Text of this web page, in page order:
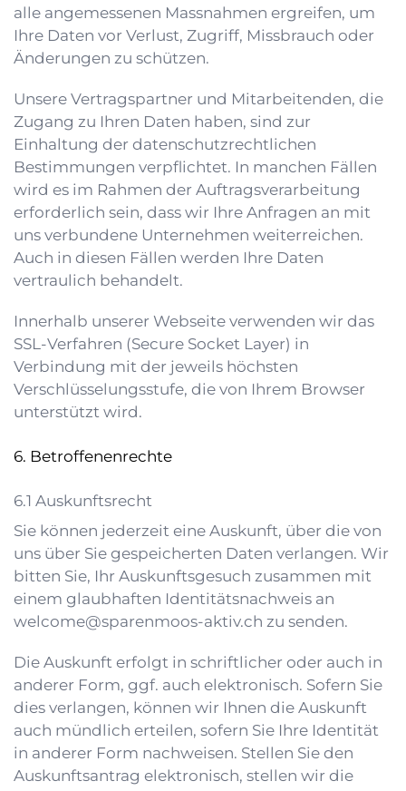
alle angemessenen Massnahmen ergreifen, um
Ihre Daten vor Verlust, Zugriff, Missbrauch oder
Änderungen zu schützen.
Unsere Vertragspartner und Mitarbeitenden, die
Zugang zu Ihren Daten haben, sind zur
Einhaltung der datenschutzrechtlichen
Bestimmungen verpflichtet. In manchen Fällen
wird es im Rahmen der Auftragsverarbeitung
erforderlich sein, dass wir Ihre Anfragen an mit
uns verbundene Unternehmen weiterreichen.
Auch in diesen Fällen werden Ihre Daten
vertraulich behandelt.
Innerhalb unserer Webseite verwenden wir das
SSL-Verfahren (Secure Socket Layer) in
Verbindung mit der jeweils höchsten
Verschlüsselungsstufe, die von Ihrem Browser
unterstützt wird.
Betroffenenrechte
Auskunftsrecht
Sie können jederzeit eine Auskunft, über die von
uns über Sie gespeicherten Daten verlangen. Wir
bitten Sie, Ihr Auskunftsgesuch zusammen mit
einem glaubhaften Identitätsnachweis an
welcome@sparenmoos-aktiv.ch zu senden.
Die Auskunft erfolgt in schriftlicher oder auch in
anderer Form, ggf. auch elektronisch. Sofern Sie
dies verlangen, können wir Ihnen die Auskunft
auch mündlich erteilen, sofern Sie Ihre Identität
in anderer Form nachweisen. Stellen Sie den
Auskunftsantrag elektronisch, stellen wir die